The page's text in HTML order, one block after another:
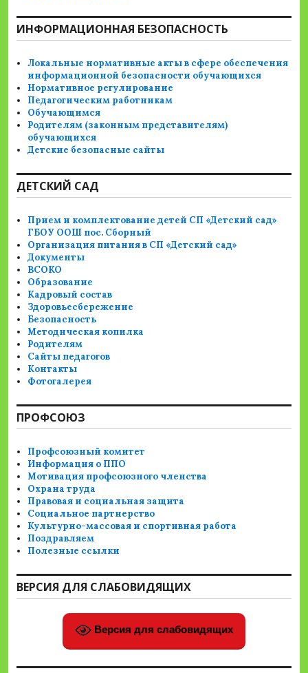
ИНФОРМАЦИОННАЯ БЕЗОПАСНОСТЬ
Локальные нормативные акты в сфере обеспечения
информационной безопасности обучающихся
Нормативное регулирование
Педагогическим работникам
Обучающимся
Родителям (законным представителям)
обучающихся
Детские безопасные сайты
ДЕТСКИЙ САД
Прием и комплектование детей СП «Детский сад»
ГБОУ ООШ пос. Сборный
Организация питания в СП «Детский сад»
Документы
ВСОКО
Образование
Кадровый состав
Здоровьесбережение
Безопасность
Методическая копилка
Родителям
Сайты педагогов
Контакты
Фотогалерея
ПРОФСОЮЗ
Профсоюзный комитет
Информация о ППО
Мотивация профсоюзного членства
Охрана труда
Правовая и социальная защита
Социальное партнерство
Культурно-массовая и спортивная работа
Поздравляем
Полезные ссылки
ВЕРСИЯ ДЛЯ СЛАБОВИДЯЩИХ
Версия для слабовидящих